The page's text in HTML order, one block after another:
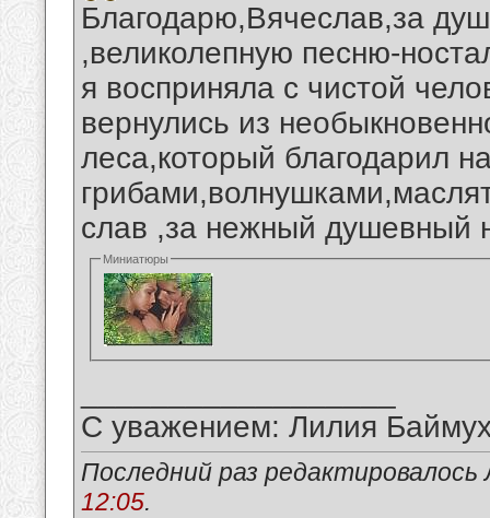
Благодарю,Вячеслав,за
,великолепную песню-
я восприняла с чистой
вернулись из
леса,который благодарил
слав ,за нежный душевный
Миниатюры
С уважением: Лилия
Последний раз
12:05.